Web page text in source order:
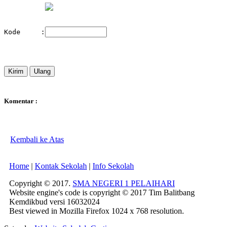
Kode     :
Komentar :
Kembali ke Atas
Home | Kontak Sekolah | Info Sekolah
Copyright © 2017. SMA NEGERI 1 PELAIHARI
Website engine's code is copyright © 2017 Tim Balitbang
Kemdikbud versi 16032024
Best viewed in Mozilla Firefox 1024 x 768 resolution.